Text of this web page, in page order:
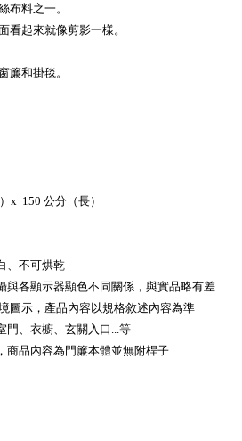
布料之一。
看起來就像剪影一樣。
簾和掛毯。
x 150 公分（長）
、不可烘乾
與各顯示器顯色不同關係，與實品略有差
圖示，產品內容以規格敘述內容為準
門、衣櫥、玄關入口...等
商品內容為門簾本體並無附桿子